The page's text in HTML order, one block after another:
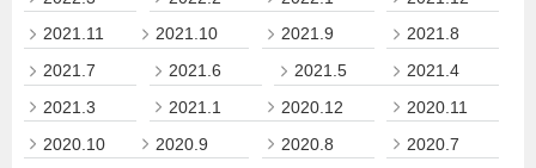
2021.11
2021.10 2021.9
2021.8
2021.7
2021.6 2021.5
2021.4
2021.3
2021.1 2020.12
2020.11
2020.10
2020.9 2020.8
2020.7